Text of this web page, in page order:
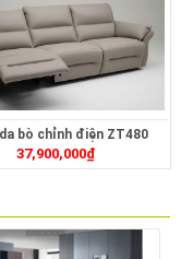
bò chỉnh điện ZT480
37,900,000₫